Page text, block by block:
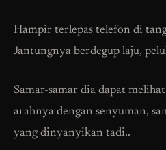
Hampir terlepas telefon di
Jantungnya berdegup laju,
Samar-samar dia dapat
arahnya dengan senyuman,
yang dinyanyikan tadi..